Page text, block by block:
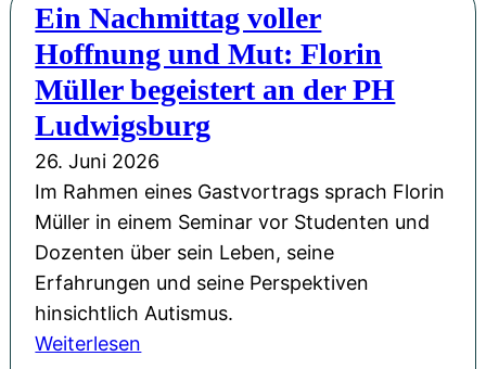
n
e
r
S
a
c
h
e
:
U
n
s
Ein Nachmittag voller
Hoffnung und Mut: Florin
Müller begeistert an der PH
Ludwigsburg
26. Juni 2026
Im Rahmen eines Gastvortrags sprach Florin
Müller in einem Seminar vor Studenten und
Dozenten über sein Leben, seine
Erfahrungen und seine Perspektiven
hinsichtlich Autismus.
Weiterlesen